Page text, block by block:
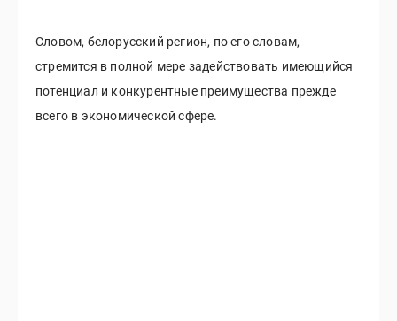
Словом, белорусский регион, по его словам,
стремится в полной мере задействовать имеющийся
потенциал и конкурентные преимущества прежде
всего в экономической сфере.